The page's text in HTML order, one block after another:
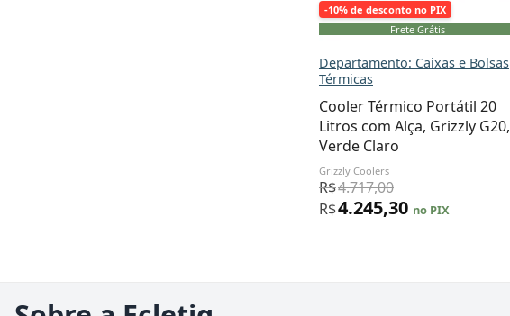
-10% de desconto no PIX
Frete Grátis
Departamento: Caixas e Bolsas
Térmicas
Cooler Térmico Portátil 20
Litros com Alça, Grizzly G20,
Verde Claro
Grizzly Coolers
R$4.717,00
R$4.245,30 no PIX